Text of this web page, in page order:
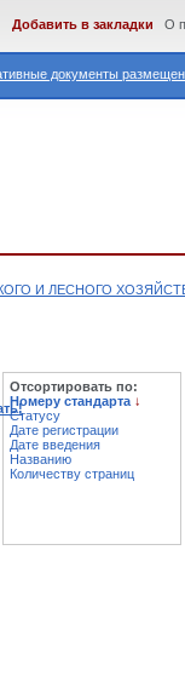
документы
Добавить в закладки О
И ЛЕСНОГО
Отсортировать по:
Номеру стандарта ↓
Статусу
Дате регистрации
Дате введения
Названию
Количеству страниц